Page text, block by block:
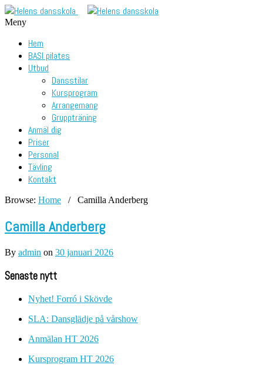
Meny
Hem
BASI pilates
Utbud
Dansstilar
Kursprogram
Arrangemang
Gruppträning
Anmäl dig
Priser
Personal
Tävling
Kontakt
Browse: Home / Camilla Anderberg
Camilla Anderberg
By admin on 30 januari 2026
Senaste nytt
Nyhet! Forró i Skövde
SLA: Dansglädje på vårshow
Anmälan HT 2026
Kursprogram HT 2026